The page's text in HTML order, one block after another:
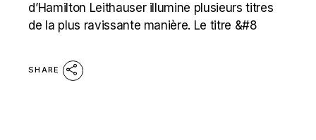
d’Hamilton Leithauser illumine plusieurs titres
de la plus ravissante manière. Le titre &#8
SHARE